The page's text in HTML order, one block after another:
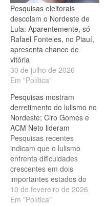
Pesquisas eleitorais
descolam o Nordeste de
Lula: Aparentemente, só
Rafael Fonteles, no Piauí,
apresenta chance de
vitória
30 de julho de 2026
Em "Política"
Pesquisas mostram
derretimento do lulismo no
Nordeste; Ciro Gomes e
ACM Neto lideram
Pesquisas recentes
indicam que o lulismo
enfrenta dificuldades
crescentes em dois
importantes estados do
Nordeste. No Ceará, Ciro
Gomes aparece liderando
10 de fevereiro de 2026
Em "Política"